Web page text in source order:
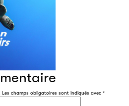
Les champs obligatoires sont indiqués avec *
la lecture
gratuit et ouvert à tous les